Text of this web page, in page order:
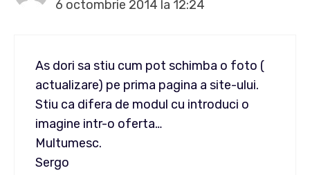
6 octombrie 2014 la 12:24
As dori sa stiu cum pot schimba o foto (
actualizare) pe prima pagina a site-ului.
Stiu ca difera de modul cu introduci o
imagine intr-o oferta…
Multumesc.
Sergo